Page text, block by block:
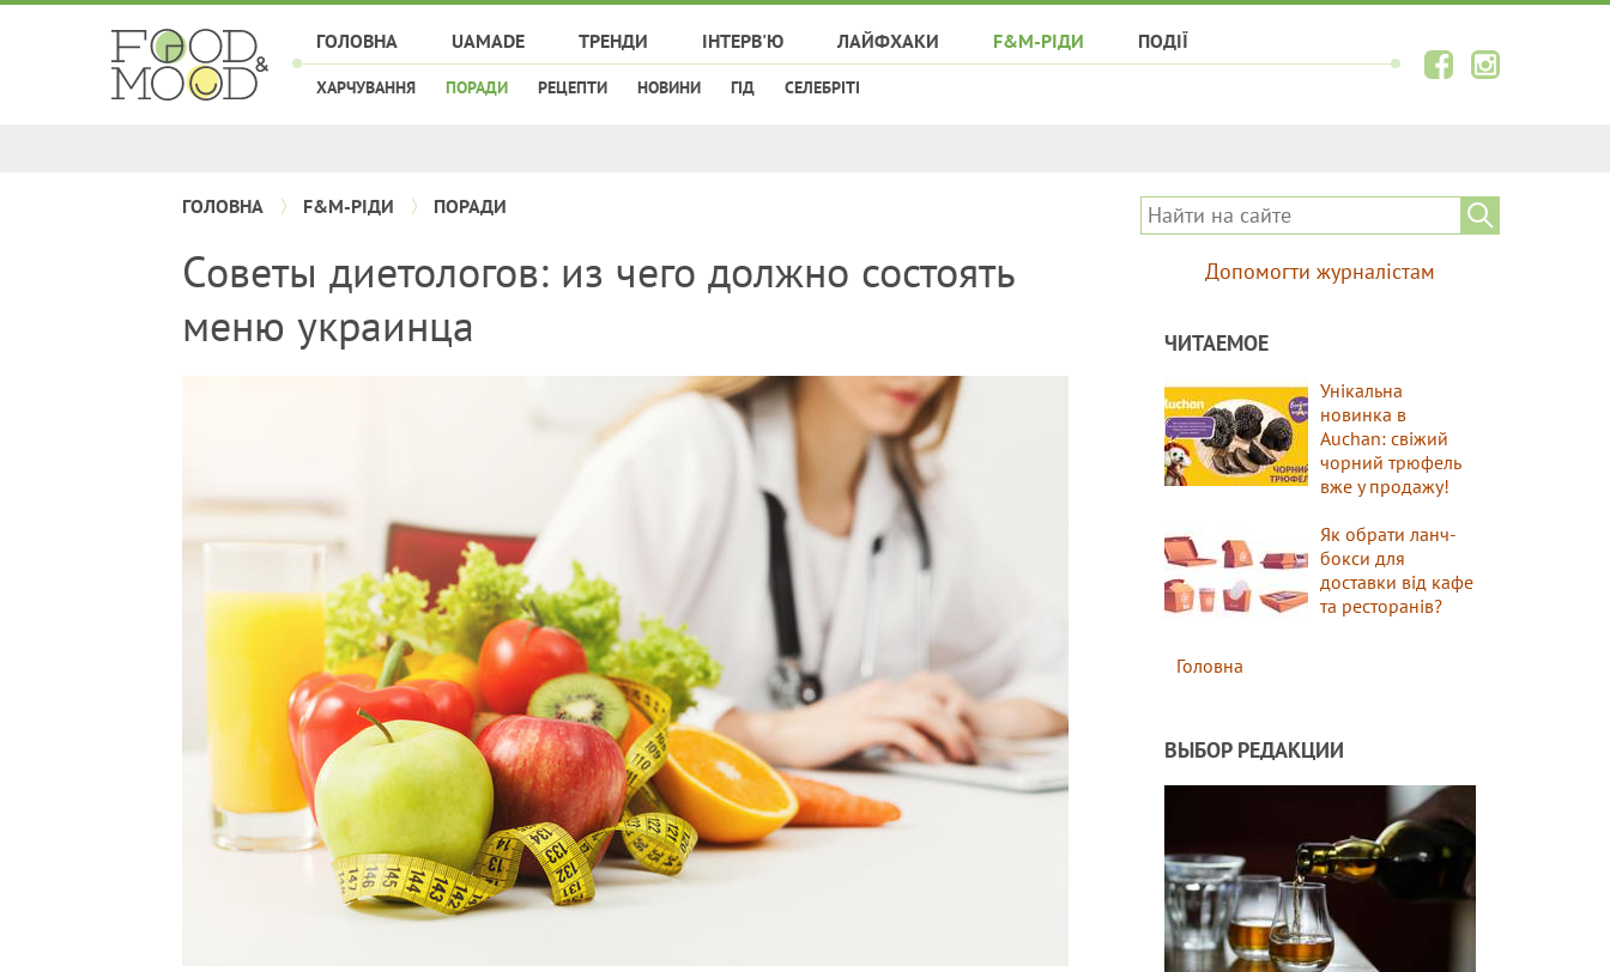
ГОЛОВНА UAMADE ТРЕНДИ ІНТЕРВ'Ю ЛАЙФХАКИ F&M-РІДИ
ХАРЧУВАННЯ ПОРАДИ РЕЦЕПТИ НОВИНИ ГІД СЕЛЕБРІТІ
ПОДІЇ
ГОЛОВНА F&M-РІДИ ПОРАДИ
Советы диетологов: из чего должно состоять
меню украинца
Допомогти журналістам
ЧИТАЕМОЕ
Унікальна
новинка в
Auchan: свіжий
чорний трюфель
вже у продажу!
Як обрати ланч-
бокси для
доставки від кафе
та ресторанів?
Головна
ВЫБОР РЕДАКЦИИ